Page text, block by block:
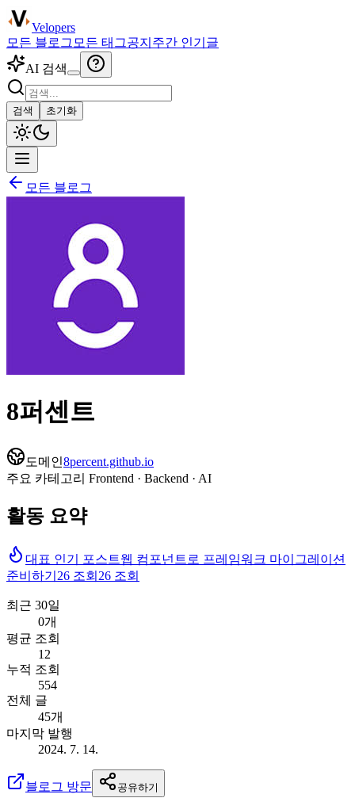
Velopers
모든 블로그 모든 태그공지 주간 인기글
AI 검색
검색 초기화
모든 블로그
8퍼센트
도메인8percent.github.io
주요 카테고리 Frontend · Backend · AI
활동 요약
대표 인기 포스트웹 컴포넌트로 프레임워크 마이그레이션
준비하기 26 조회 26 조회
최근 30일
0개
평균 조회
12
누적 조회
554
전체 글
45개
마지막 발행
2024. 7. 14.
블로그 방문 공유하기